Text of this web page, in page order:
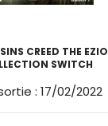
CREED THE EZIO
SWITCH
: 17/02/2022